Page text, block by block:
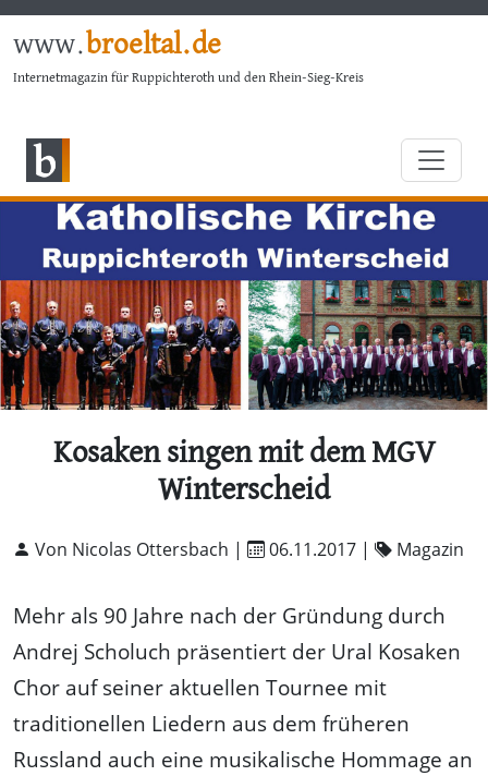
www.broeltal.de
Internetmagazin für Ruppichteroth und den Rhein-Sieg-Kreis
Kosaken singen mit dem MGV
Winterscheid
Von Nicolas Ottersbach | 06.11.2017 | Magazin
Mehr als 90 Jahre nach der Gründung durch
Andrej Scholuch präsentiert der Ural Kosaken
Chor auf seiner aktuellen Tournee mit
traditionellen Liedern aus dem früheren
Russland auch eine musikalische Hommage an